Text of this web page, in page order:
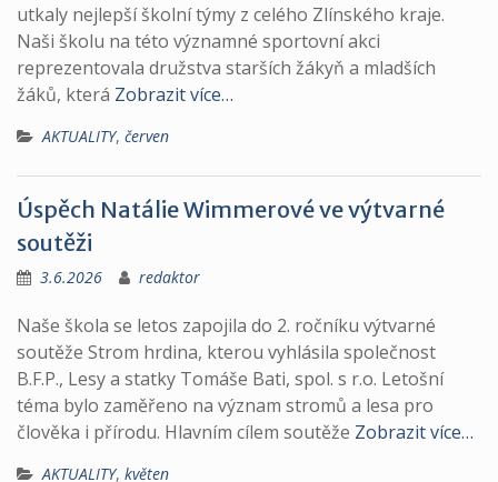
utkaly nejlepší školní týmy z celého Zlínského kraje.
Naši školu na této významné sportovní akci
reprezentovala družstva starších žákyň a mladších
žáků, která Zobrazit více…
AKTUALITY, červen
Úspěch Natálie Wimmerové ve výtvarné
soutěži
3.6.2026 redaktor
Naše škola se letos zapojila do 2. ročníku výtvarné
soutěže Strom hrdina, kterou vyhlásila společnost
B.F.P., Lesy a statky Tomáše Bati, spol. s r.o. Letošní
téma bylo zaměřeno na význam stromů a lesa pro
člověka i přírodu. Hlavním cílem soutěže Zobrazit více…
AKTUALITY, květen